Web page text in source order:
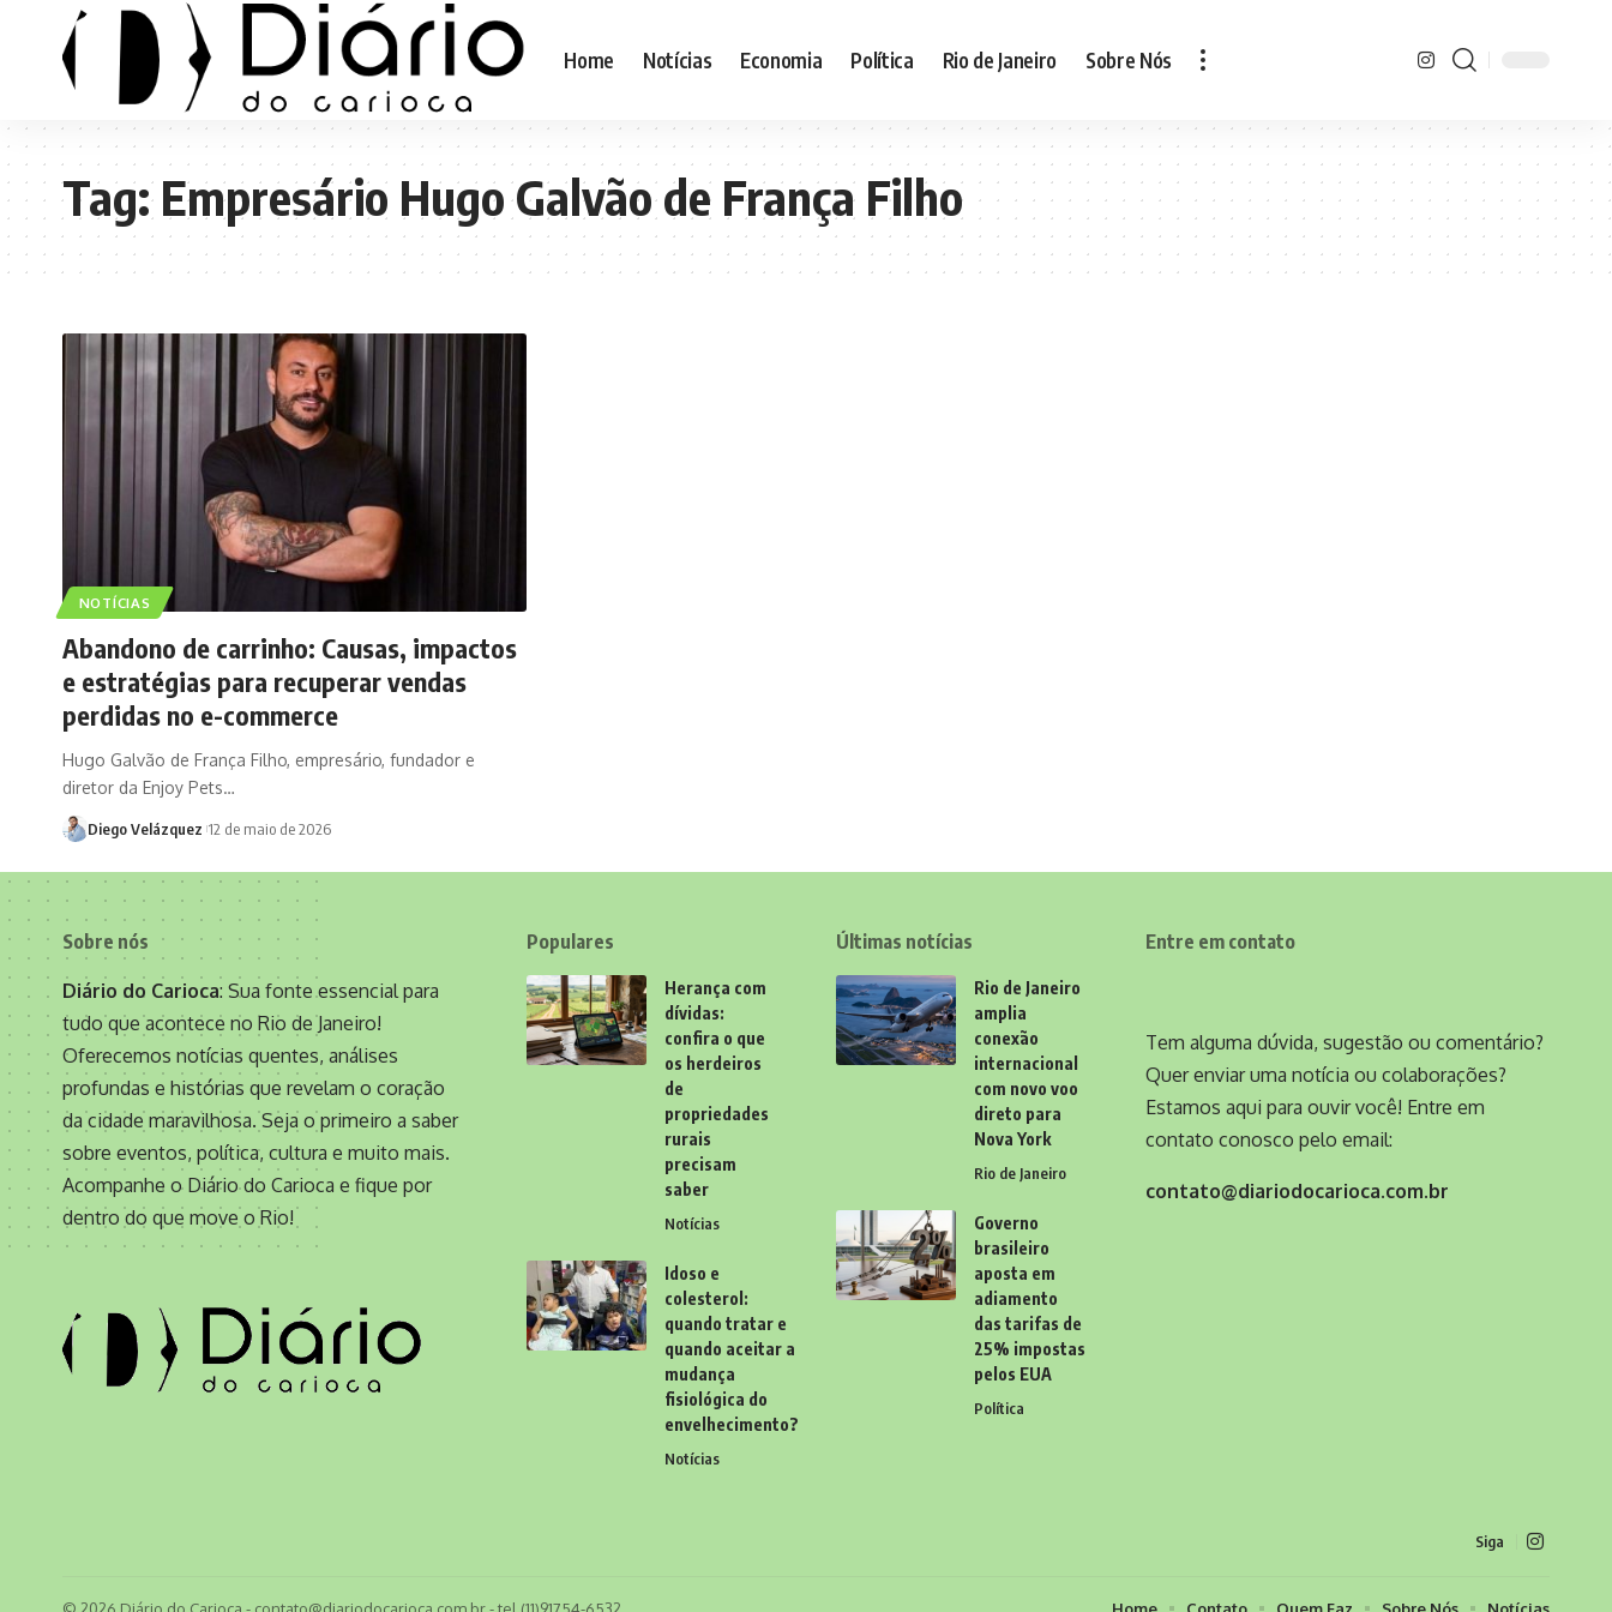
Home Notícias Economia Política Rio de Janeiro Sobre Nós
Tag:Empresário Hugo Galvão de França Filho
NOTÍCIAS
Abandono de carrinho: Causas, impactos
e estratégias para recuperar vendas
perdidas no e-commerce
Hugo Galvão de França Filho, empresário, fundador e
diretor da Enjoy Pets…
Diego Velázquez 12 de maio de 2026
Sobre nós
Diário do Carioca: Sua fonte essencial para
tudo que acontece no Rio de Janeiro!
Oferecemos notícias quentes, análises
profundas e histórias que revelam o coração
da cidade maravilhosa. Seja o primeiro a saber
sobre eventos, política, cultura e muito mais.
Acompanhe o Diário do Carioca e fique por
dentro do que move o Rio!
Populares
Herança com
dívidas:
confira o que
os herdeiros
de
propriedades
rurais
precisam
saber
Notícias
Idoso e
colesterol:
quando tratar e
quando aceitar a
mudança
fisiológica do
envelhecimento?
Notícias
Últimas notícias
Rio de Janeiro
amplia
conexão
internacional
com novo voo
direto para
Nova York
Rio de Janeiro
Governo
brasileiro
aposta em
adiamento
das tarifas de
25% impostas
pelos EUA
Política
Entre em contato
Tem alguma dúvida, sugestão ou comentário?
Quer enviar uma notícia ou colaborações?
Estamos aqui para ouvir você! Entre em
contato conosco pelo email:
contato@diariodocarioca.com.br
Siga